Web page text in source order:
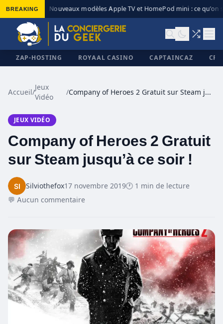
BREAKING Nouveaux modèles Apple TV et HomePod mini : ce qu’on
ZAP-HOSTING ROYAAL CASINO CAPTAINCAZ
Accueil/
Jeux
Vidéo
/ Company of Heroes 2 Gratuit sur Steam jusqu’à ce soir !
JEUX VIDÉO
Company of Heroes 2 Gratuit
sur Steam jusqu’à ce soir !
Silviothefox17 novembre 2019🕐 1 min de lecture
💬 Aucun commentaire